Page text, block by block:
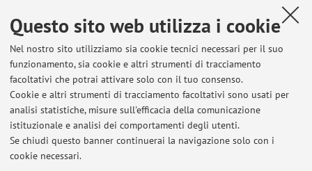
Questo sito web utilizza i cookie
Nel nostro sito utilizziamo sia cookie tecnici necessari per il suo
funzionamento, sia cookie e altri strumenti di tracciamento
facoltativi che potrai attivare solo con il tuo consenso.
Cookie e altri strumenti di tracciamento facoltativi sono usati per
analisi statistiche, misure sull'efficacia della comunicazione
istituzionale e analisi dei comportamenti degli utenti.
Se chiudi questo banner continuerai la navigazione solo con i
cookie necessari.
Ultimi avvisi
Al momento non sono presenti avvisi.
In evidenza
Fresh from the Press, the Handbook of Progressive Politics edited by